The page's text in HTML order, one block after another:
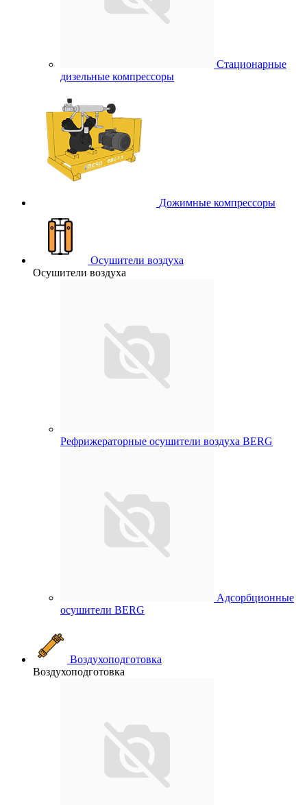
Стационарные
дизельные компрессоры
Дожимные компрессоры
Осушители воздуха
Осушители воздуха
Рефрижераторные осушители воздуха BERG
Адсорбционные
осушители BERG
Воздухоподготовка
Воздухоподготовка